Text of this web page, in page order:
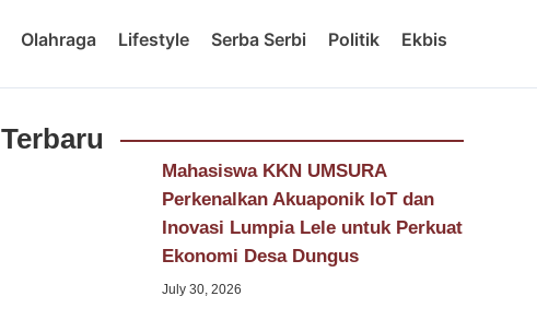
Olahraga Lifestyle Serba Serbi Politik Ekbis
Terbaru
Mahasiswa KKN UMSURA
Perkenalkan Akuaponik IoT dan
Inovasi Lumpia Lele untuk Perkuat
Ekonomi Desa Dungus
July 30, 2026